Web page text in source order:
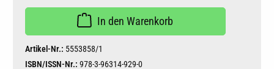
In den Warenkorb
Artikel-Nr.: 5553858/1
ISBN/ISSN-Nr.: 978-3-96314-929-0